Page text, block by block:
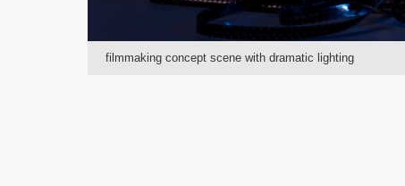
filmmaking concept scene with dramatic lighting